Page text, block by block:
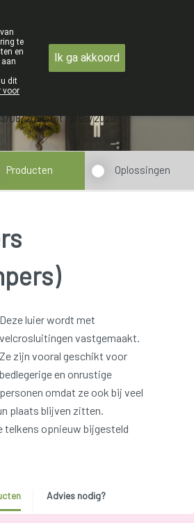
228 32 36
08/2026 tot 19/08/2026
Producten Oplossingen
Deze luier wordt met
velcrosluitingen vastgemaakt.
Ze zijn vooral geschikt voor
bedlegerige en onrustige
personen omdat ze ook bij veel
plaats blijven zitten.
telkens opnieuw bijgesteld
Advies nodig?
te
en
u dit
voor
Ik ga akkoord